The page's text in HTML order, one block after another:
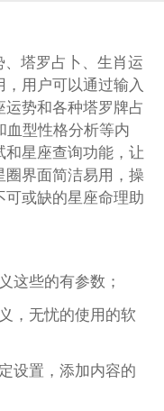
塔罗占卜、生肖运
用户可以通过输入
势和各种塔罗牌占
血型性格分析等内
星座查询功能，让
圈界面简洁易用，操
或缺的星座命理助
这些的有参数；
，无忧的使用的软
设置，添加内容的